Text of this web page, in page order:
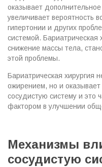
оказывает
увеличивает вероятность
гипертонии и других
системой. Бариатрическая
снижение массы тела,
этой проблемы.
Бариатрическая хирургия
ожирением, но и
сосудистую систему и это
фактором в улучшении
Механизмы
сосудистую